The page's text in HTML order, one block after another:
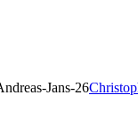
Jans-26